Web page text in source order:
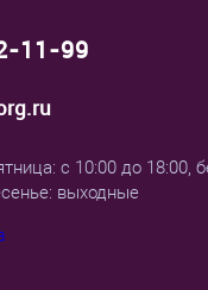
11-99
с 10:00 до 18:00,
выходные